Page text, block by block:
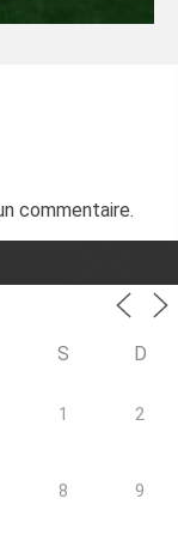
commentaire.
S D
1 2
8 9